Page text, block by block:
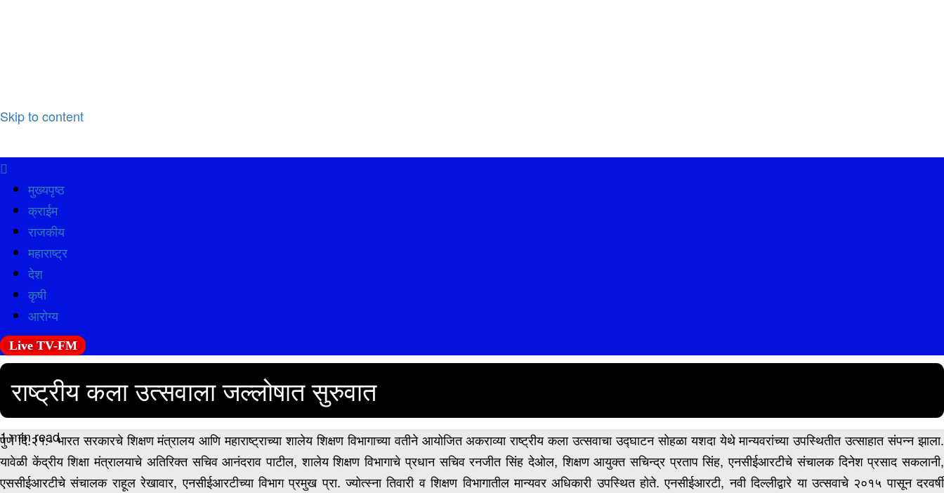
Skip to content
मुख्यपृष्ठ
क्राईम
राजकीय
महाराष्ट्र
देश
कृषी
आरोग्य
Live TV-FM
राष्ट्रीय कला उत्सवाला जल्लोषात सुरुवात
1 min read
पुणे दि.२१:- भारत सरकारचे शिक्षण मंत्रालय आणि महाराष्ट्राच्या शालेय शिक्षण विभागाच्या वतीने आयोजित अकराव्या राष्ट्रीय कला उत्सवाचा उद्घाटन सोहळा यशदा येथे मान्यवरांच्या उपस्थितीत उत्साहात संपन्न झाला.
यावेळी केंद्रीय शिक्षा मंत्रालयाचे अतिरिक्त सचिव आनंदराव पाटील,शालेय शिक्षण विभागाचे प्रधान सचिव रनजीत सिंह देओल, शिक्षण आयुक्त सचिन्द्र प्रताप सिंह, एनसीईआरटीचे संचालक दिनेश प्रसाद सकलानी,
एससीईआरटीचे संचालक राहूल रेखावार, एनसीईआरटीच्या विभाग प्रमुख प्रा. ज्योत्स्ना तिवारी व शिक्षण विभागातील मान्यवर अधिकारी उपस्थित होते. एनसीईआरटी, नवी दिल्लीद्वारे या उत्सवाचे २०१५ पासून दरवर्षी